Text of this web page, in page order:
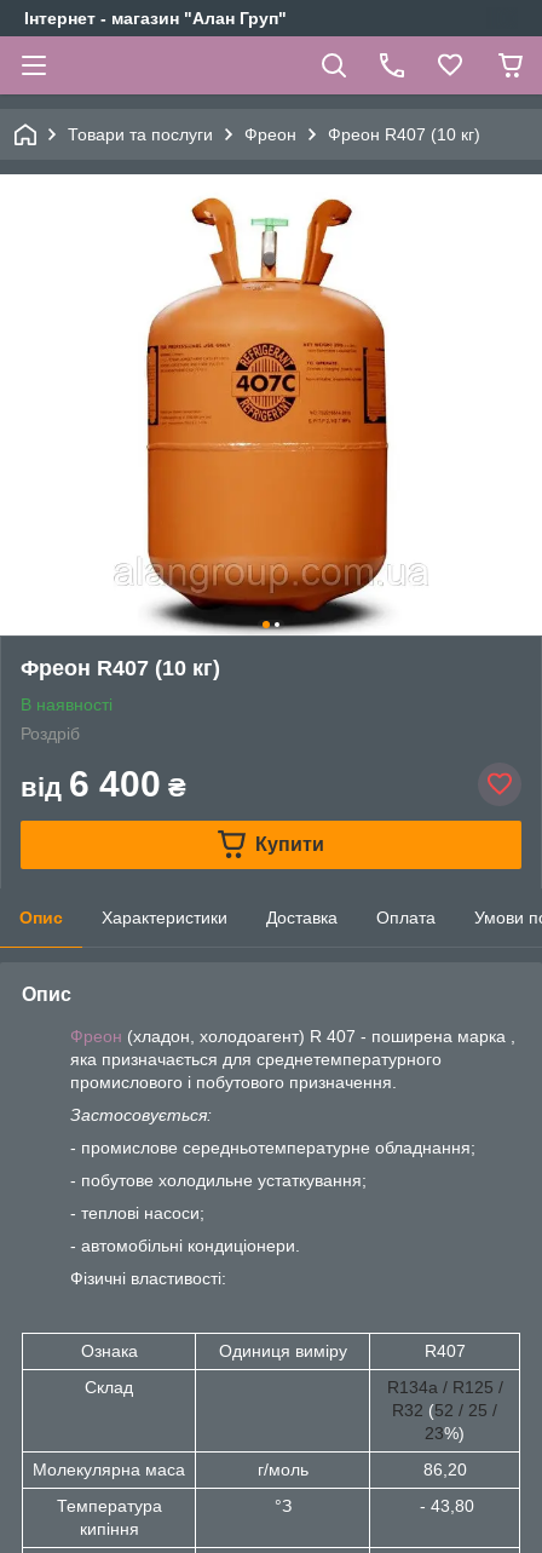
Інтернет - магазин "Алан Груп"
Товари та послуги Фреон Фреон R407 (10 кг)
Фреон R407 (10 кг)
В наявності
Роздріб
від 6 400 ₴
Купити
Опис Характеристики Доставка Оплата Умови
Опис
Фреон (хладон, холодоагент) R 407 - поширена марка ,
яка призначається для среднетемпературного
промислового і побутового призначення.
Застосовується:
- промислове середньотемпературне обладнання;
- побутове холодильне устаткування;
- теплові насоси;
- автомобільні кондиціонери.
Фізичні властивості:
Ознака Одиниця виміру
R407
Склад
R134а / R125 /
R32 (52 / 25 /
23%)
Молекулярна маса
г/моль
86,20
Температура
кипіння
°З - 43,80